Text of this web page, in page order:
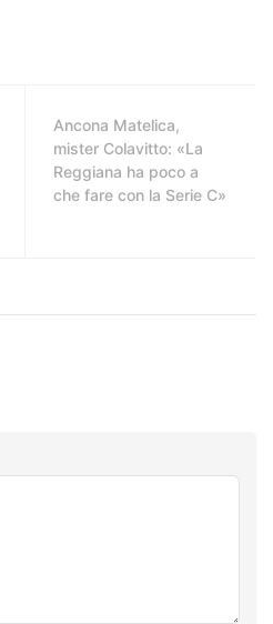
Ancona Matelica,
mister Colavitto: «La
Reggiana ha poco a
che fare con la Serie C»